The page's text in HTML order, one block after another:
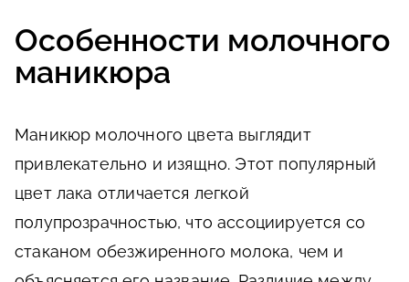
Особенности молочного
маникюра
Маникюр молочного цвета выглядит
привлекательно и изящно. Этот популярный
цвет лака отличается легкой
полупрозрачностью, что ассоциируется со
стаканом обезжиренного молока, чем и